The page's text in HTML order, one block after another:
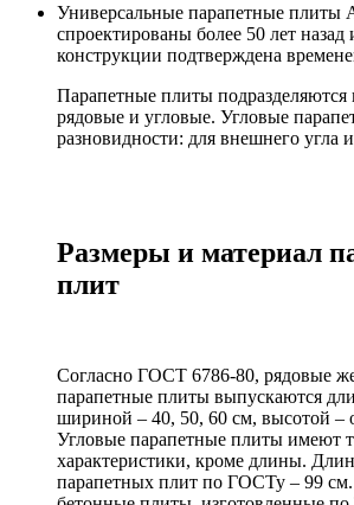
Универсальные парапетные плиты
спроектированы более 50 лет
конструкции подтверждена
Парапетные плиты
рядовые и угловые. Угловые
разновидности: для внешнего угла
Размеры и материал
плит
Согласно ГОСТ 6786-80, рядовые
парапетные плиты выпускаются
шириной – 40, 50, 60 см, высотой –
Угловые парапетные плиты имеют
характеристики, кроме длины.
парапетных плит по ГОСТу – 99